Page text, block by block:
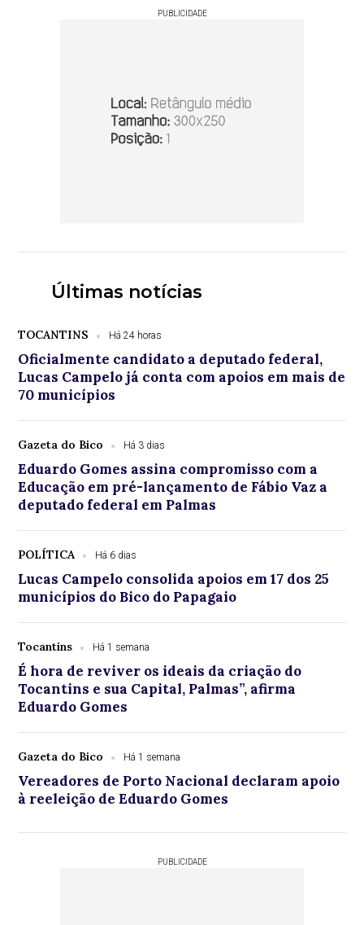
PUBLICIDADE
Últimas notícias
TOCANTINS Há 24 horas
Oficialmente candidato a deputado federal,
Lucas Campelo já conta com apoios em mais de
70 municípios
Gazeta do Bico Há 3 dias
Eduardo Gomes assina compromisso com a
Educação em pré-lançamento de Fábio Vaz a
deputado federal em Palmas
POLÍTICA Há 6 dias
Lucas Campelo consolida apoios em 17 dos 25
municípios do Bico do Papagaio
Tocantins Há 1 semana
É hora de reviver os ideais da criação do
Tocantins e sua Capital, Palmas”, afirma
Eduardo Gomes
Gazeta do Bico Há 1 semana
Vereadores de Porto Nacional declaram apoio
à reeleição de Eduardo Gomes
PUBLICIDADE